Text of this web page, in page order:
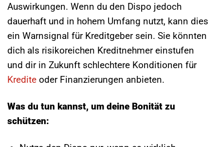
Auswirkungen. Wenn du den Dispo jedoch
dauerhaft und in hohem Umfang nutzt, kann dies
ein Warnsignal für Kreditgeber sein. Sie könnten
dich als risikoreichen Kreditnehmer einstufen
und dir in Zukunft schlechtere Konditionen für
Kredite oder Finanzierungen anbieten.
Was du tun kannst, um deine Bonität zu
schützen: